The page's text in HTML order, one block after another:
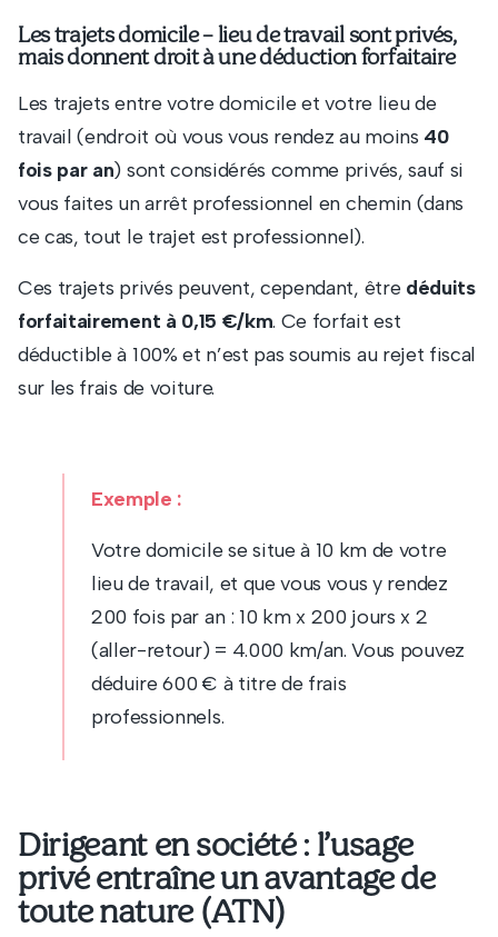
Les trajets domicile – lieu de travail sont privés,
mais donnent droit à une déduction forfaitaire
Les trajets entre votre domicile et votre lieu de
travail (endroit où vous vous rendez au moins 40
fois par an) sont considérés comme privés, sauf si
vous faites un arrêt professionnel en chemin (dans
ce cas, tout le trajet est professionnel).
Ces trajets privés peuvent, cependant, être déduits
forfaitairement à 0,15 €/km. Ce forfait est
déductible à 100% et n’est pas soumis au rejet fiscal
sur les frais de voiture.
Exemple :
Votre domicile se situe à 10 km de votre
lieu de travail, et que vous vous y rendez
200 fois par an : 10 km x 200 jours x 2
(aller-retour) = 4.000 km/an. Vous pouvez
déduire 600 € à titre de frais
professionnels.
Dirigeant en société : l’usage
privé entraîne un avantage de
toute nature (ATN)